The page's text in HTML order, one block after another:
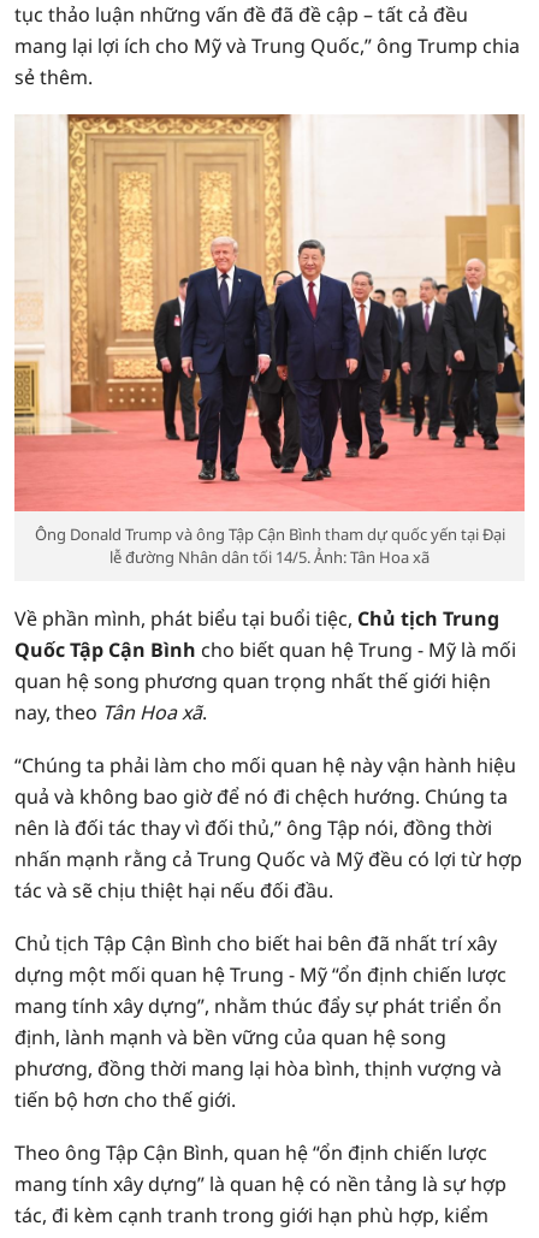
tục thảo luận những vấn đề đã đề cập – tất cả đều
mang lại lợi ích cho Mỹ và Trung Quốc,” ông Trump chia
sẻ thêm.
Ông Donald Trump và ông Tập Cận Bình tham dự quốc yến tại Đại
lễ đường Nhân dân tối 14/5. Ảnh: Tân Hoa xã
Về phần mình, phát biểu tại buổi tiệc, Chủ tịch Trung
Quốc Tập Cận Bình cho biết quan hệ Trung - Mỹ là mối
quan hệ song phương quan trọng nhất thế giới hiện
nay, theo Tân Hoa xã.
“Chúng ta phải làm cho mối quan hệ này vận hành hiệu
quả và không bao giờ để nó đi chệch hướng. Chúng ta
nên là đối tác thay vì đối thủ,” ông Tập nói, đồng thời
nhấn mạnh rằng cả Trung Quốc và Mỹ đều có lợi từ hợp
tác và sẽ chịu thiệt hại nếu đối đầu.
Chủ tịch Tập Cận Bình cho biết hai bên đã nhất trí xây
dựng một mối quan hệ Trung - Mỹ “ổn định chiến lược
mang tính xây dựng”, nhằm thúc đẩy sự phát triển ổn
định, lành mạnh và bền vững của quan hệ song
phương, đồng thời mang lại hòa bình, thịnh vượng và
tiến bộ hơn cho thế giới.
Theo ông Tập Cận Bình, quan hệ “ổn định chiến lược
mang tính xây dựng” là quan hệ có nền tảng là sự hợp
tác, đi kèm cạnh tranh trong giới hạn phù hợp, kiểm